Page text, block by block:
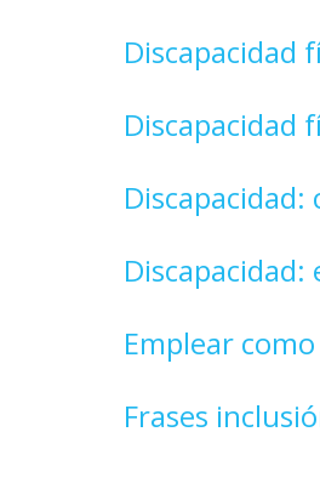
Discapacidad
Discapacidad
Discapacidad:
Emplear
Frases